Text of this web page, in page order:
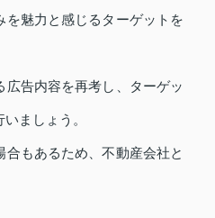
を魅力と感じるターゲットを
広告内容を再考し、ターゲッ
ましょう。
もあるため、不動産会社と